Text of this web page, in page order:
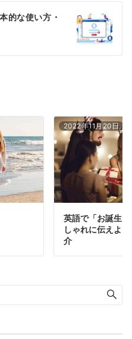
的な使い方・
2022年11月20日
英語で「お誕生
しゃれに伝えよ
介